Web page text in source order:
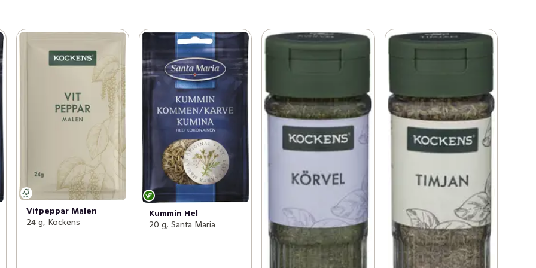
Vitpeppar Malen
24 g, Kockens
Kummin Hel
20 g, Santa Maria